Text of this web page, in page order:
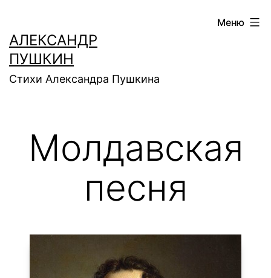
содержимому
АЛЕКСАНДР
ПУШКИН
Стихи Александра Пушкина
Меню
Молдавская
песня